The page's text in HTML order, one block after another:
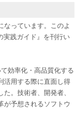
っています。このよ
実践ガイド』を刊行い
効率化・高品質化する
活用する際に直面し得
。技術者、開発者、
が予想されるソフトウ